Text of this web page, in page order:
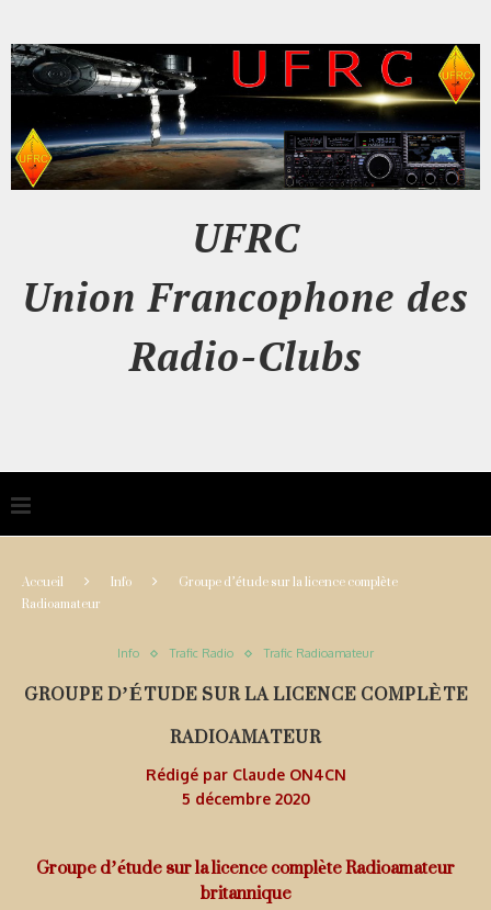
UFRC
Union Francophone des
Radio-Clubs
Accueil Info Groupe d’étude sur la licence complète
Radioamateur
Info Trafic Radio Trafic Radioamateur
GROUPE D’ÉTUDE SUR LA LICENCE COMPLÈTE
RADIOAMATEUR
Rédigé par Claude ON4CN
5 décembre 2020
Groupe d’étude sur la licence complète Radioamateur
britannique